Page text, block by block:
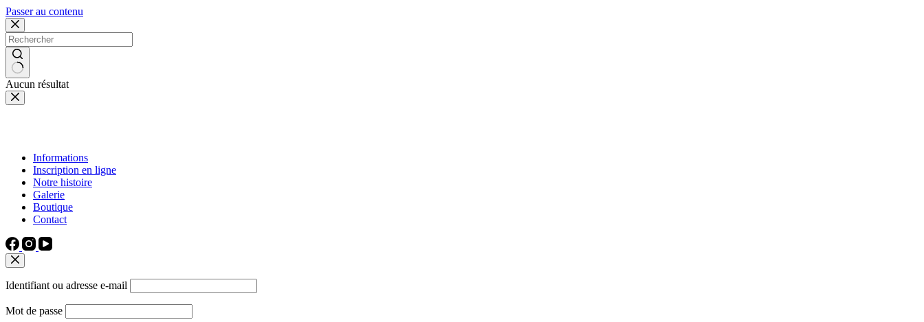
Passer au contenu
Aucun résultat
Informations
Inscription en ligne
Notre histoire
Galerie
Boutique
Contact
Identifiant ou adresse e-mail
Mot de passe